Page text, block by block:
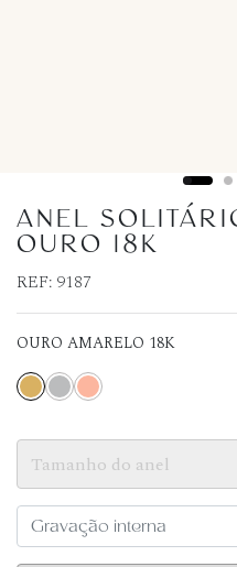
ANEL
OURO 18K
REF: 9187
OURO AMARELO 18K